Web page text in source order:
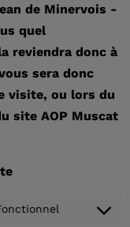
de Minervois -
quel
reviendra donc à
sera donc
visite, ou lors du
site AOP Muscat